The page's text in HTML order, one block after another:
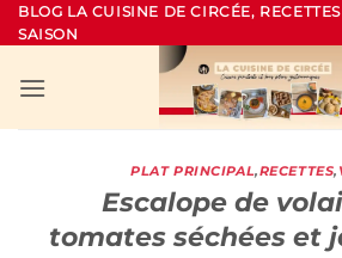
Passer
au
BLOG LA CUISINE DE CIRCÉE,
SAISON
PLAT PRINCIPAL,RECETTES,
Escalope de
tomates séchées et